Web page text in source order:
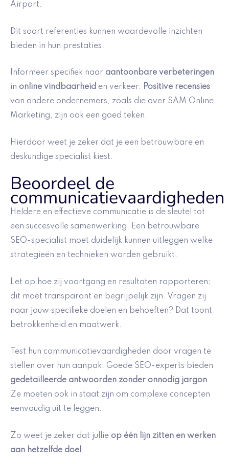
Airport.
Dit soort referenties kunnen waardevolle inzichten
bieden in hun prestaties.
Informeer specifiek naar aantoonbare verbeteringen
in online vindbaarheid en verkeer. Positive recensies
van andere ondernemers, zoals die over SAM Online
Marketing, zijn ook een goed teken.
Hierdoor weet je zeker dat je een betrouwbare en
deskundige specialist kiest.
Beoordeel de
communicatievaardigheden
Heldere en effectieve communicatie is de sleutel tot
een succesvolle samenwerking. Een betrouwbare
SEO-specialist moet duidelijk kunnen uitleggen welke
strategieën en technieken worden gebruikt.
Let op hoe zij voortgang en resultaten rapporteren;
dit moet transparant en begrijpelijk zijn. Vragen zij
naar jouw specifieke doelen en behoeften? Dat toont
betrokkenheid en maatwerk.
Test hun communicatievaardigheden door vragen te
stellen over hun aanpak. Goede SEO-experts bieden
gedetailleerde antwoorden zonder onnodig jargon.
Ze moeten ook in staat zijn om complexe concepten
eenvoudig uit te leggen.
Zo weet je zeker dat jullie op één lijn zitten en werken
aan hetzelfde doel .